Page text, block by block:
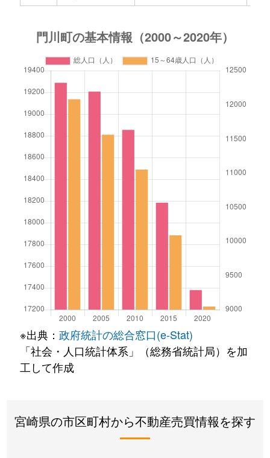
※出典： 政府統計の総合窓口(e-Stat)
「社会・人口統計体系」（総務省統計局）を加
工して作成
宮崎県の市区町村から不動産売買情報を探す